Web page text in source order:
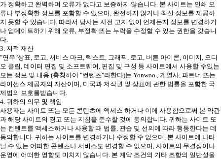
가 정확하고 완벽하며 오류가 없다고 보증하지 않습니다. 본 사이트는 인쇄 오
류나 부정확한 정보를 포함할 수 있으며, 완전하지 않거나 최신 정보를 제공하
지 못할 수 있습니다. 따라서 당사는 사전 고지 없이 언제든지 정보를 변경하거
나 업데이트하기 위해 오류, 부정확 또는 누락을 수정할 수 있는 권한을 갖습니
다.
3. 지적 재산
"연우"상표, 로고, 서비스 마크, 텍스트, 그래픽, 로고, 버튼 아이콘, 이미지, 오디
오 클립, 데이터 편집 및 소프트웨어, 편집 및 구성 등 사이트에서 사용할 수있는
모든 정보 및 내용 (총칭하여 "컨텐츠"라한다)는 Yonwoo., 계열사, 파트너 또는
라이센스 제공자의 자산이며, 미국과 저작권 및 상표에 관한 법률을 포함한 국
제법의 보호를받습니다.
4. 귀하의 의무 및 책임
사용자는 사이트 또는 모든 콘텐츠에 액세스 하거나 이에 사용함으로써 본 약관
과 해당 사이트의 경고 또는 지침을 준수할 것에 동의합니다. 귀하는 사이트 또
는 컨텐트를 액세스하거나 사용할 때 법률, 관습 및 선의에 따라 행동한다는 데
동의합니다. 귀하는 사이트를 변경하거나 수정할 수 없으며, 본 사이트에 나타
날 수 있는 어떠한 콘텐츠나 서비스도 변경할 수 없으며, 사이트의 무결성이나
운영에 어떠한 영향도 미치지 않습니다. 본 계약 조건의 기타 조항의 일반성을